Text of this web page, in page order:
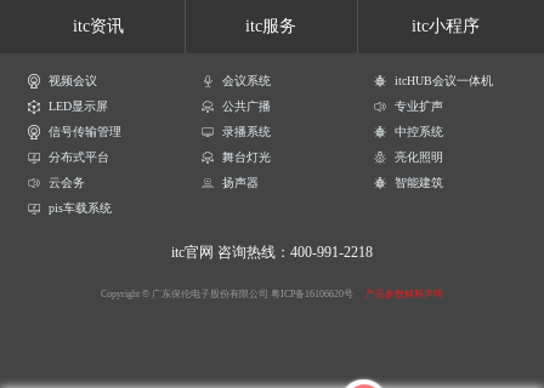
itc资讯 itc服务 itc小程序
视频会议 会议系统
itcHUB会议一体机
LED显示屏
公共广播
专业扩声
信号传输管理
录播系统
中控系统
分布式平台
舞台灯光
亮化照明
云会务
扬声器
智能建筑
pis车载系统
itc官网 咨询热线：400-991-2218
Copyright © 广东保伦电子股份有限公司 粤ICP备16106620号 产品参数解释声明